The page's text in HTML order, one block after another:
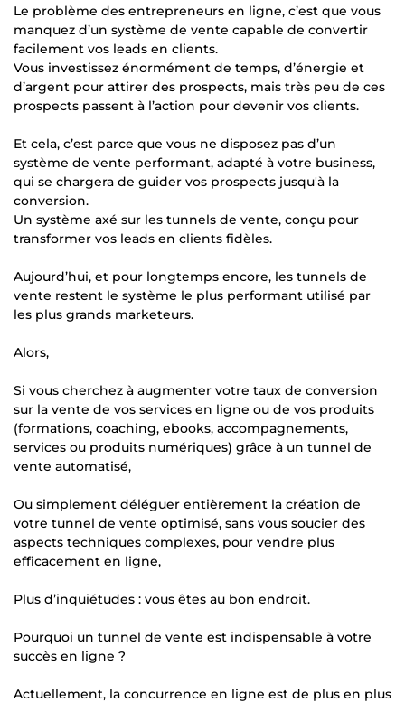
Le problème des entrepreneurs en ligne, c’est que vous
manquez d’un système de vente capable de convertir
facilement vos leads en clients.
Vous investissez énormément de temps, d’énergie et
d’argent pour attirer des prospects, mais très peu de ces
prospects passent à l’action pour devenir vos clients.
Et cela, c’est parce que vous ne disposez pas d’un
système de vente performant, adapté à votre business,
qui se chargera de guider vos prospects jusqu'à la
conversion.
Un système axé sur les tunnels de vente, conçu pour
transformer vos leads en clients fidèles.
Aujourd’hui, et pour longtemps encore, les tunnels de
vente restent le système le plus performant utilisé par
les plus grands marketeurs.
Alors,
Si vous cherchez à augmenter votre taux de conversion
sur la vente de vos services en ligne ou de vos produits
(formations, coaching, ebooks, accompagnements,
services ou produits numériques) grâce à un tunnel de
vente automatisé,
Ou simplement déléguer entièrement la création de
votre tunnel de vente optimisé, sans vous soucier des
aspects techniques complexes, pour vendre plus
efficacement en ligne,
Plus d’inquiétudes : vous êtes au bon endroit.
Pourquoi un tunnel de vente est indispensable à votre
succès en ligne ?
Actuellement, la concurrence en ligne est de plus en plus